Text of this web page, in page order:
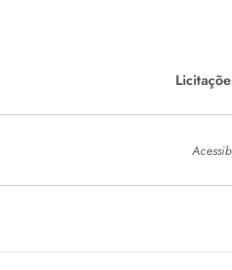
Editais de
Chamamentos